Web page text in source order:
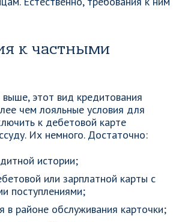
к частными
этот вид кредитования
чем лояльные условия для
к дебетовой карте
Их немного. Достаточно:
истории;
или зарплатной карты с
поступлениями;
в районе обслуживания карточки;